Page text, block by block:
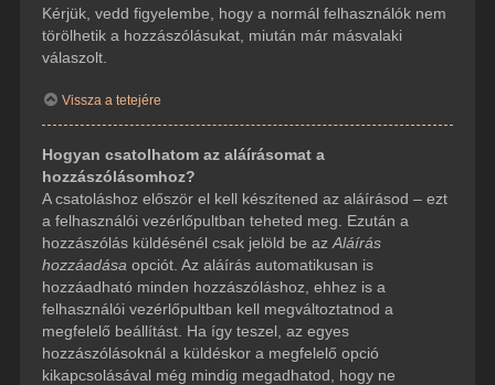
Kérjük, vedd figyelembe, hogy a normál felhasználók nem
törölhetik a hozzászólásukat, miután már másvalaki
válaszolt.
Vissza a tetejére
Hogyan csatolhatom az aláírásomat a
hozzászólásomhoz?
A csatoláshoz először el kell készítened az aláírásod – ezt
a felhasználói vezérlőpultban teheted meg. Ezután a
hozzászólás küldésénél csak jelöld be az Aláírás
hozzáadása opciót. Az aláírás automatikusan is
hozzáadható minden hozzászóláshoz, ehhez is a
felhasználói vezérlőpultban kell megváltoztatnod a
megfelelő beállítást. Ha így teszel, az egyes
hozzászólásoknál a küldéskor a megfelelő opció
kikapcsolásával még mindig megadhatod, hogy ne